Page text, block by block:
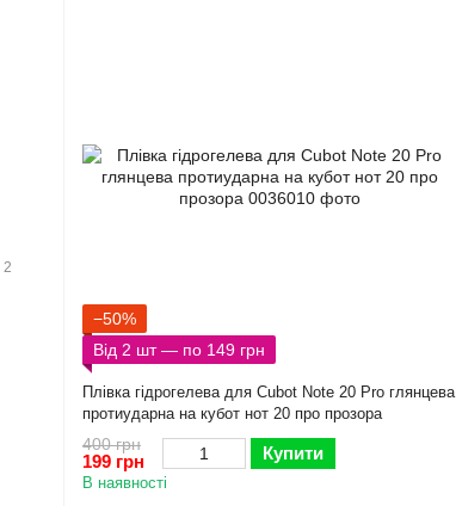
−50%
Від 2 шт — по 149 грн
Плівка гідрогелева для Cubot Note 20 Pro глянцева
протиударна на кубот нот 20 про прозора
400 грн
199 грн Купити
В наявності
2